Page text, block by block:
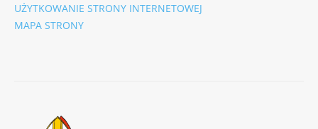
UŻYTKOWANIE STRONY INTERNETOWEJ
MAPA STRONY